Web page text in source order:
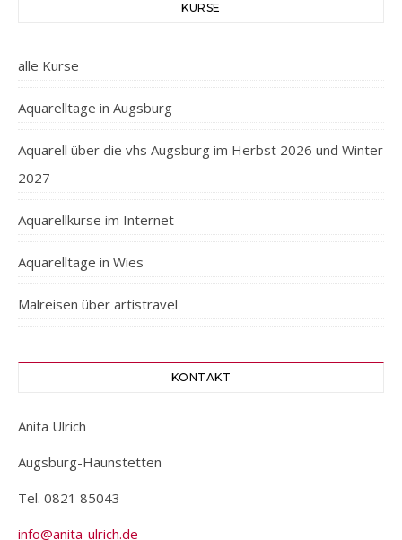
KURSE
alle Kurse
Aquarelltage in Augsburg
Aquarell über die vhs Augsburg im Herbst 2026 und Winter
2027
Aquarellkurse im Internet
Aquarelltage in Wies
Malreisen über artistravel
KONTAKT
Anita Ulrich
Augsburg-Haunstetten
Tel. 0821 85043
info@anita-ulrich.de